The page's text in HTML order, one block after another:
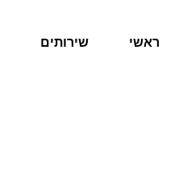
ראשי שירותים